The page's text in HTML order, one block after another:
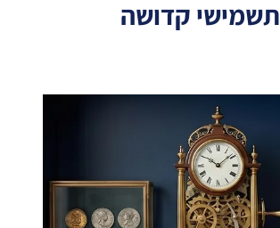
תשמישי קדושה